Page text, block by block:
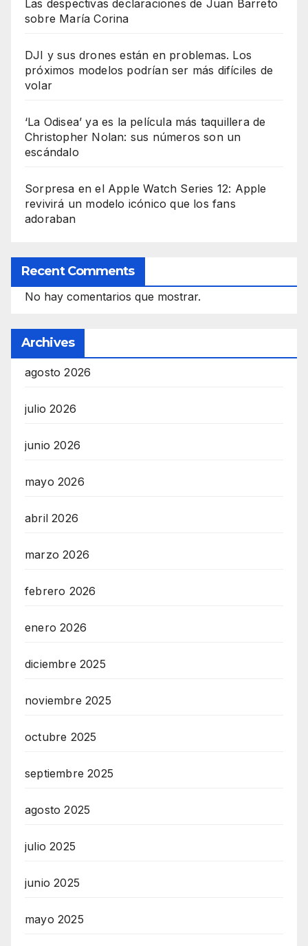
Las despectivas declaraciones de Juan Barreto
sobre María Corina
DJI y sus drones están en problemas. Los
próximos modelos podrían ser más difíciles de
volar
‘La Odisea’ ya es la película más taquillera de
Christopher Nolan: sus números son un
escándalo
Sorpresa en el Apple Watch Series 12: Apple
revivirá un modelo icónico que los fans
adoraban
Recent Comments
No hay comentarios que mostrar.
Archives
agosto 2026
julio 2026
junio 2026
mayo 2026
abril 2026
marzo 2026
febrero 2026
enero 2026
diciembre 2025
noviembre 2025
octubre 2025
septiembre 2025
agosto 2025
julio 2025
junio 2025
mayo 2025